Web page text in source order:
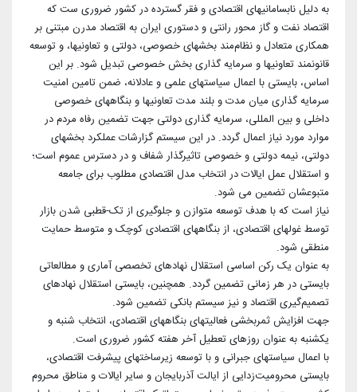
به دلیل نابسامانیهای اقتصادی و فقر گسترده در کشور ضروری ست که
اقتصاد نفت ‌و‌ گاز محور رانتی و دستوری ایران به اقتصاد مدرن مبتنی بر
همکاری متعادل و نظام‌مند بخشهای خصوصی، دولتی و تعاونیها، و توسعه
قانونمند تعاونیها و سرمایه گذاری بخش خصوصی تبدیل شود. بر این
اساس، بایستی با اعمال سیاستهای علمی و عادلانه، ضمن تامین امنیت
سرمایه گذاری میان مدت و بلند مدت تعاونیها و بنگاههای خصوصی
داخلی و بین المللی، سرمایه گذاری دولتی جهت تضمین رفاه مردم در
موارد مورد نیاز اعمال گردد. در این سیستم گزارشات عملکرد بخشهای
دولتی، نیمه دولتی و خصوصی تاثیرگذار شفاف و در دسترس عموم است؛
و استقلال عمل ایالات در انتخاب مدل اقتصادی مطلوب برای جامعه
متبوعشان تضمین می شود.
نیاز است که با هدف توسعه متوازن و جلوگیری از تک-قطبی شدن بازار
توسط غولهای اقتصادی، از بنگاههای اقتصادی کوچک و متوسط حمایت
منطقی شود.
به عنوان یک رکن اساسی استقلال نهادهای تخصصی آماری و مطالعاتی
بایستی در هر زمانی تضمین گردد. همچنین، بایستی استقلال نهادهای
تصمیم‌گیری اقتصاد و نیز سیستم بانکی تضمین شود.
جهت افزایش ثمربخشی فعالیتهای بنگاههای اقتصادی، انتخاب شنبه و
یکشنبه به عنوان روزهای تعطیل آخر هفته کشور ضروری است.
با اعمال سیاستهای جبرانی و با توسعه زیرساختهای پیشرفت اقتصادی،
بایستی محرومیت‌زدایی از ایالت آذربایجان و سایر ایالات و مناطق محروم